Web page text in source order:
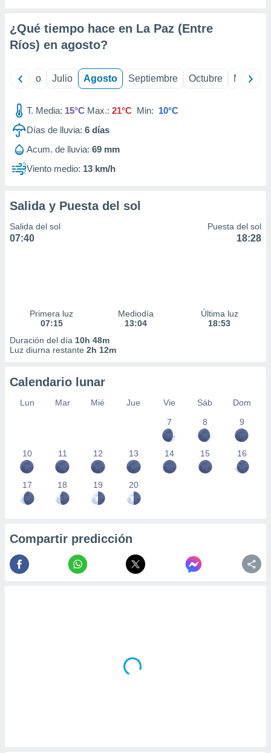
de
¿Qué tiempo hace en La Paz (Entre
Ríos) en agosto?
Junio Julio Agosto Septiembre Octubre
T. Media: 15°C Max.: 21°C Min: 10°C
Días de lluvia: 6 días
Acum. de lluvia: 69 mm
Viento medio: 13 km/h
Salida y Puesta del sol
Salida del sol
07:40
Puesta del sol
18:28
Primera luz
07:15
Mediodía
13:04
Última luz
18:53
Duración del día 10h 48m
Luz diurna restante 2h 12m
Calendario lunar
Lun Mar Mié Jue Vie Sáb
Dom
7
8 9
10 11 12 13 14 15 16
17 18 19 20
Compartir predicción